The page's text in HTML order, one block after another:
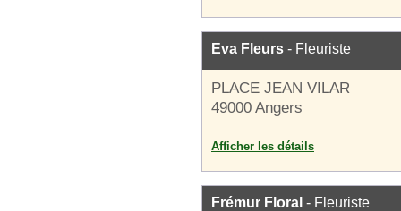
Eva Fleurs - Fleuriste
PLACE JEAN VILAR
49000 Angers
Afficher les détails
Frémur Floral - Fleuriste